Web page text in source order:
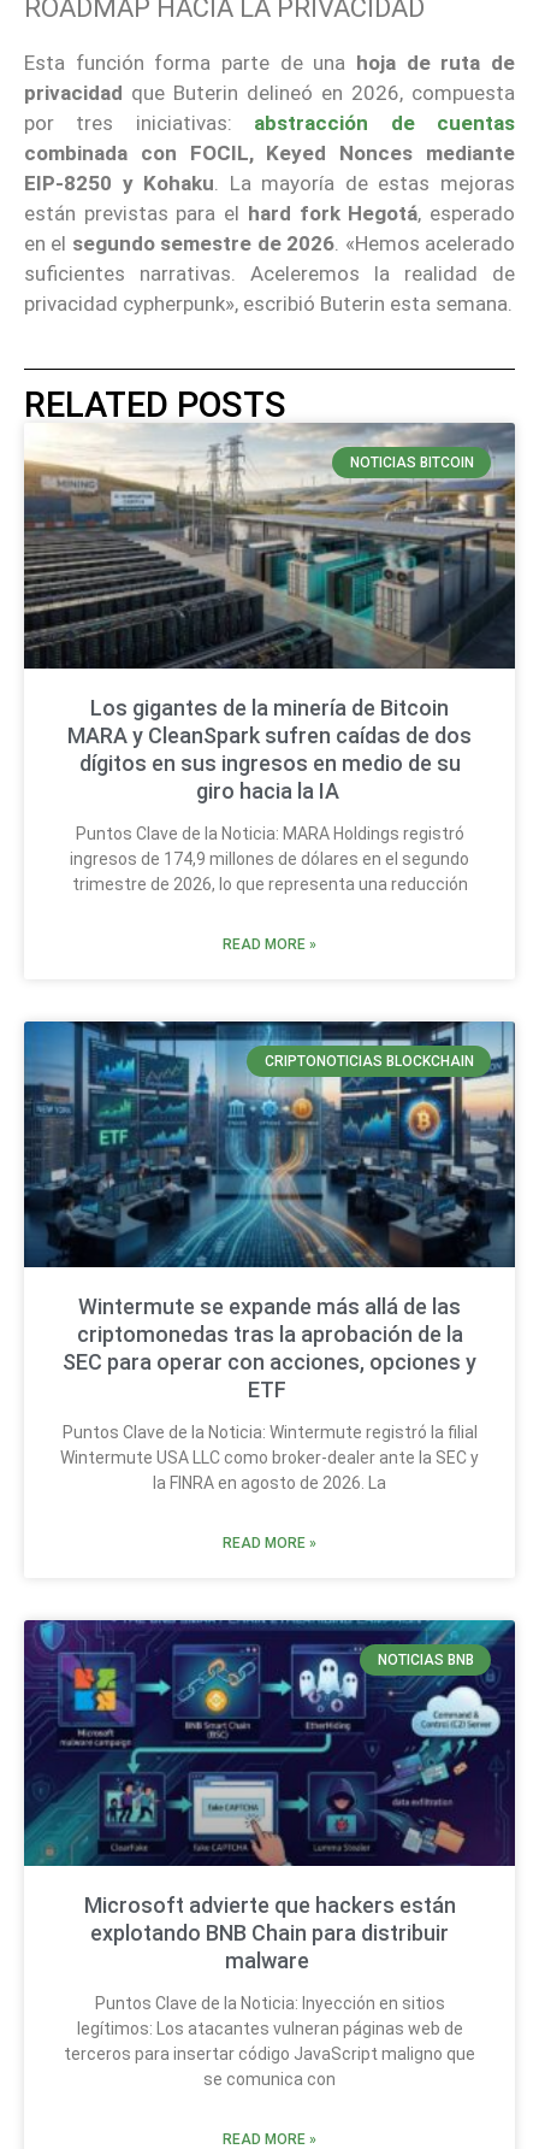
ROADMAP HACIA LA PRIVACIDAD
Esta función forma parte de una hoja de ruta de
privacidad que Buterin delineó en 2026, compuesta
por tres iniciativas: abstracción de cuentas
combinada con FOCIL, Keyed Nonces mediante
EIP-8250 y Kohaku. La mayoría de estas mejoras
están previstas para el hard fork Hegotá, esperado
en el segundo semestre de 2026. «Hemos acelerado
suficientes narrativas. Aceleremos la realidad de
privacidad cypherpunk», escribió Buterin esta semana.
RELATED POSTS
NOTICIAS BITCOIN
Los gigantes de la minería de Bitcoin
MARA y CleanSpark sufren caídas de dos
dígitos en sus ingresos en medio de su
giro hacia la IA
Puntos Clave de la Noticia: MARA Holdings registró
ingresos de 174,9 millones de dólares en el segundo
trimestre de 2026, lo que representa una reducción
READ MORE »
CRIPTONOTICIAS BLOCKCHAIN
Wintermute se expande más allá de las
criptomonedas tras la aprobación de la
SEC para operar con acciones, opciones y
ETF
Puntos Clave de la Noticia: Wintermute registró la filial
Wintermute USA LLC como broker-dealer ante la SEC y
la FINRA en agosto de 2026. La
READ MORE »
NOTICIAS BNB
Microsoft advierte que hackers están
explotando BNB Chain para distribuir
malware
Puntos Clave de la Noticia: Inyección en sitios
legítimos: Los atacantes vulneran páginas web de
terceros para insertar código JavaScript maligno que
se comunica con
READ MORE »